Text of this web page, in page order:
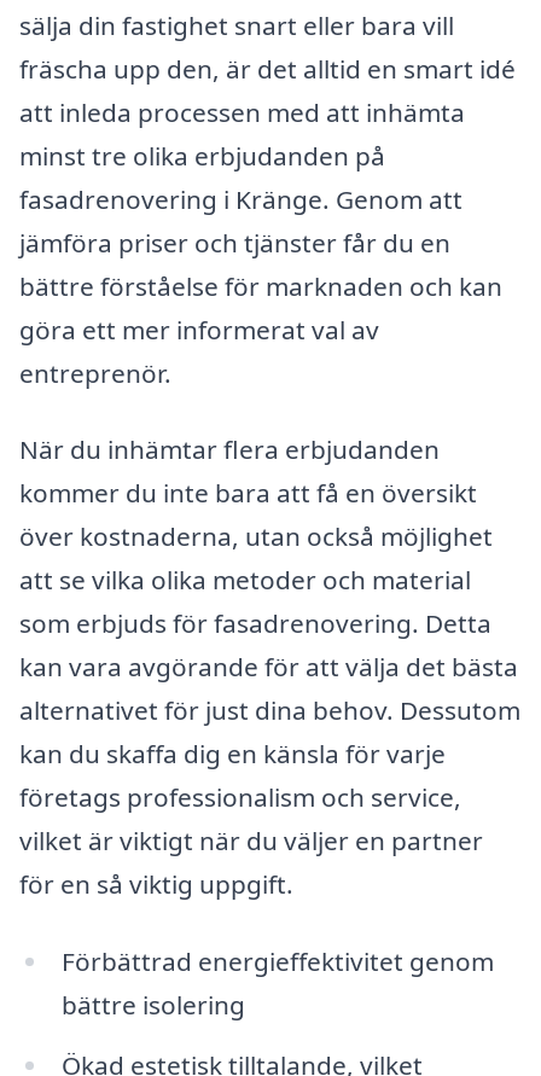
sälja din fastighet snart eller bara vill
fräscha upp den, är det alltid en smart idé
att inleda processen med att inhämta
minst tre olika erbjudanden på
fasadrenovering i Kränge. Genom att
jämföra priser och tjänster får du en
bättre förståelse för marknaden och kan
göra ett mer informerat val av
entreprenör.
När du inhämtar flera erbjudanden
kommer du inte bara att få en översikt
över kostnaderna, utan också möjlighet
att se vilka olika metoder och material
som erbjuds för fasadrenovering. Detta
kan vara avgörande för att välja det bästa
alternativet för just dina behov. Dessutom
kan du skaffa dig en känsla för varje
företags professionalism och service,
vilket är viktigt när du väljer en partner
för en så viktig uppgift.
Förbättrad energieffektivitet genom
bättre isolering
Ökad estetisk tilltalande, vilket